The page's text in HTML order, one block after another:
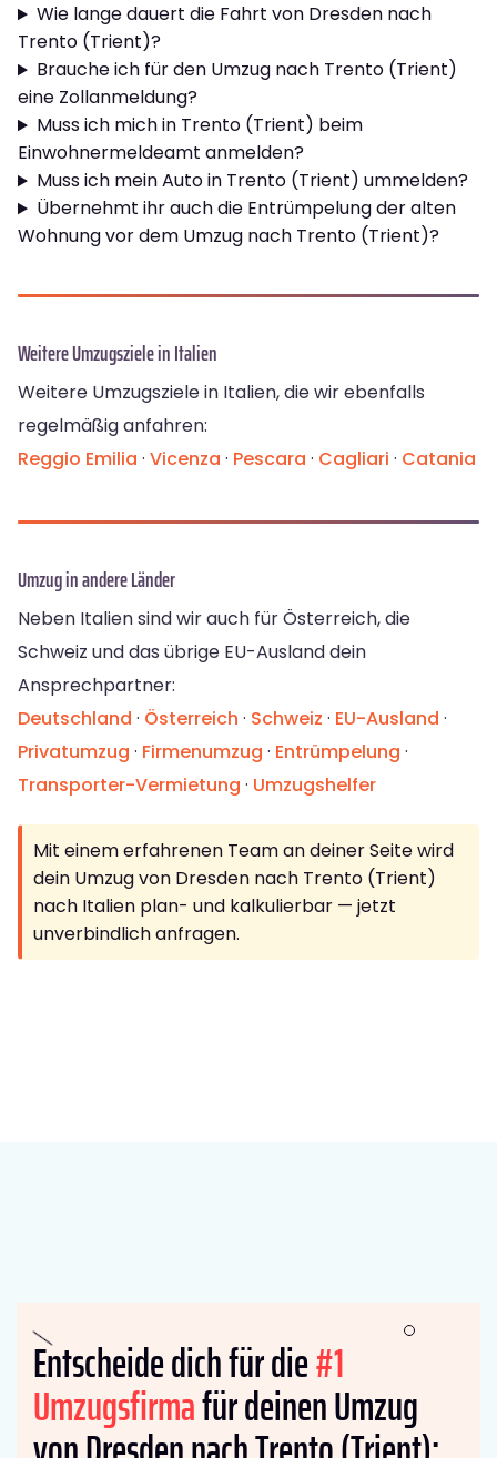
Wie lange dauert die Fahrt von Dresden nach
Trento (Trient)?
Brauche ich für den Umzug nach Trento (Trient)
eine Zollanmeldung?
Muss ich mich in Trento (Trient) beim
Einwohnermeldeamt anmelden?
Muss ich mein Auto in Trento (Trient) ummelden?
Übernehmt ihr auch die Entrümpelung der alten
Wohnung vor dem Umzug nach Trento (Trient)?
Weitere Umzugsziele in Italien
Weitere Umzugsziele in Italien, die wir ebenfalls
regelmäßig anfahren:
Reggio Emilia · Vicenza · Pescara · Cagliari · Catania
Umzug in andere Länder
Neben Italien sind wir auch für Österreich, die
Schweiz und das übrige EU-Ausland dein
Ansprechpartner:
Deutschland · Österreich · Schweiz · EU-Ausland ·
Privatumzug · Firmenumzug · Entrümpelung ·
Transporter-Vermietung · Umzugshelfer
Mit einem erfahrenen Team an deiner Seite wird
dein Umzug von Dresden nach Trento (Trient)
nach Italien plan- und kalkulierbar — jetzt
unverbindlich anfragen.
Entscheide dich für die#1
Umzugsfirmafür deinen Umzug